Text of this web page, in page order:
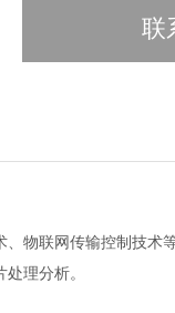
联
物联网传输控制技术
理分析。